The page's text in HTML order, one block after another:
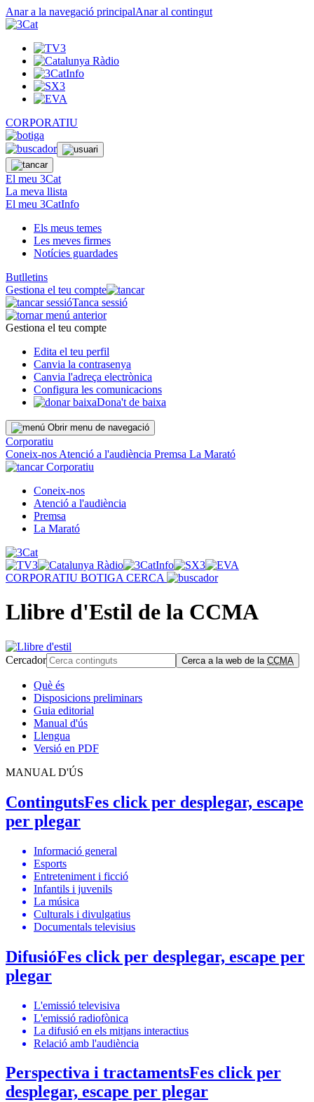
Anar a la navegació principalAnar al contingut
CORPORATIU
El meu 3Cat
La meva llista
El meu 3CatInfo
Els meus temes
Les meves firmes
Notícies guardades
Butlletins
Gestiona el teu compte
Tanca sessió
Gestiona el teu compte
Edita el teu perfil
Canvia la contrasenya
Canvia l'adreça electrònica
Configura les comunicacions
Dona't de baixa
Obrir menu de navegació
Corporatiu
Coneix-nos Atenció a l'audiència Premsa La Marató
Corporatiu
Coneix-nos
Atenció a l'audiència
Premsa
La Marató
CORPORATIU BOTIGA CERCA
Llibre d'Estil de la CCMA
Cercador Cerca a la web de la CCMA
Què és
Disposicions preliminars
Guia editorial
Manual d'ús
Llengua
Versió en PDF
MANUAL D'ÚS
ContingutsFes click per desplegar, escape
per plegar
Informació general
Esports
Entreteniment i ficció
Infantils i juvenils
La música
Culturals i divulgatius
Documentals televisius
DifusióFes click per desplegar, escape per
plegar
L'emissió televisiva
L'emissió radiofònica
La difusió en els mitjans interactius
Relació amb l'audiència
Perspectiva i tractamentsFes click per
desplegar, escape per plegar